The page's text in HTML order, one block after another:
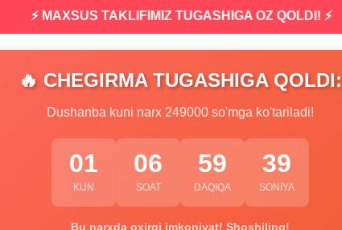
⚡ MAXSUS TAKLIFIMIZ TUGASHIGA OZ QOLDI! ⚡
🔥 CHEGIRMA TUGASHIGA QOLDI:
Dushanba kuni narx 249000 so'mga ko'tariladi!
01
KUN
06
SOAT
59
DAQIQA
38
SONIYA
Bu narxda oxirgi imkoniyat! Shoshiling!